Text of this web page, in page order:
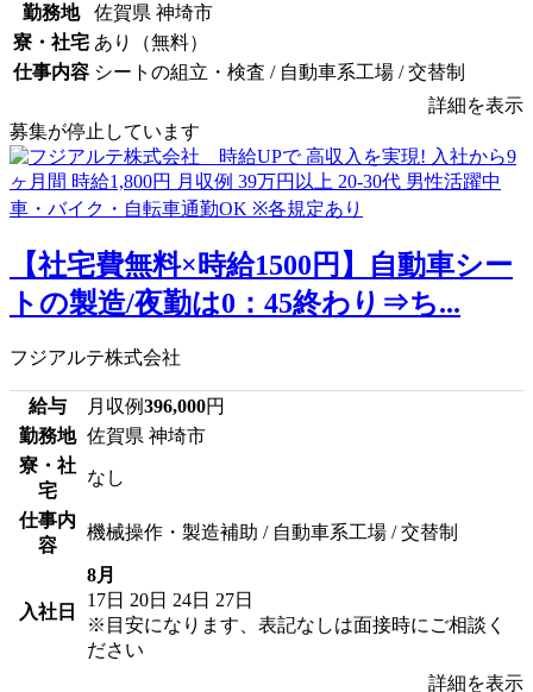
勤務地
佐賀県 神埼市
寮・社宅 あり（無料）
仕事内容 シートの組立・検査 / 自動車系工場 / 交替制
詳細を表示
募集が停止しています
【社宅費無料×時給1500円】自動車シー
トの製造/夜勤は0：45終わり⇒ち...
フジアルテ株式会社
給与 月収例396,000円
勤務地 佐賀県 神埼市
寮・社
宅
なし
仕事内
容
機械操作・製造補助 / 自動車系工場 / 交替制
入社日
8月
17日 20日 24日 27日
※目安になります、表記なしは面接時にご相談く
ださい
詳細を表示